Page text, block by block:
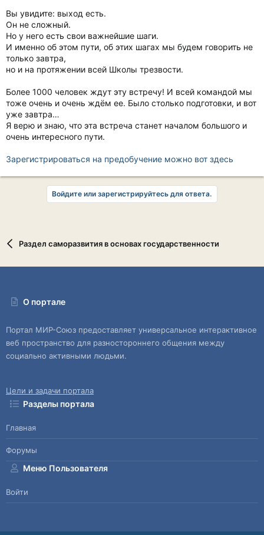
Вы увидите: выход есть.
Он не сложный.
Но у него есть свои важнейшие шаги.
И именно об этом пути, об этих шагах мы будем говорить не
только завтра,
но и на протяжении всей Школы трезвости.
Более 1000 человек ждут эту встречу! И всей командой мы
тоже очень и очень ждём ее. Было столько подготовки, и вот
уже завтра…
Я верю и знаю, что эта встреча станет началом большого и
очень интересного пути.
Зарегистрироваться на предобучение можно вот здесь
Войдите или зарегистрируйтесь для ответа.
Раздел саморазвития в основах государственности
О портале
Портал МИР-Союз предоставляет универсальное интерактивное
веб пространство для разностороннего общения между
социально активными людьми.
Цели и задачи портала
Разделы портала
Главная
Форумы
Меню Пользователя
Войти